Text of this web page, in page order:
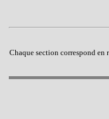
Chaque section correspond en